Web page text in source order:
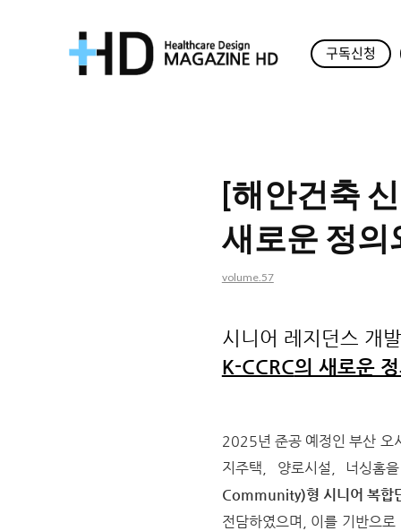
구독신청
[해안건축
새로운 정의
volume.57
시니어 레지던스 개
K-CCRC의 새로운
2025년 준공 예정인 부산 오
지주택, 양로시설, 너싱
Community)형 시니어 복합
전담하였으며, 이를 기반으